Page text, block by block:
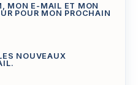
MON E-MAIL ET MON
POUR MON PROCHAIN
NOUVEAUX